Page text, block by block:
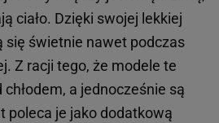
ciało. Dzięki swojej lekkiej
się świetnie nawet podczas
Z racji tego, że modele te
a jednocześnie są
poleca je jako dodatkową